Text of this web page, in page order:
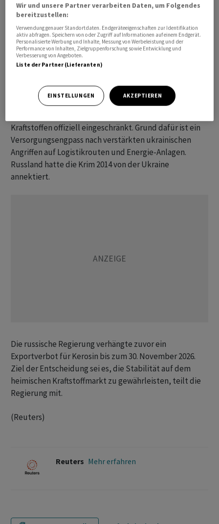
Landesinneren an.
Russland macht zudem eine Treibstoffknappheit auf
der Krim infolge ukrainischer Angriffe zu schaffen. Die
Behebung dieser Probleme habe hohe Priorität, teilt
das Präsidialamt in Moskau mit. Man arbeite an einer
Zuvor hatten die Behörden ‌auf der von Russland
Kraftstoffen offiziell eingeschränkt. Grund dafür ist ein
Versorgungsengpass nach verstärkten ukrainischen
Angriffen auf Logistikrouten und Energie-Anlagen.
Russland hatte die Krim 2014 ​von der Ukraine
annektiert.
Die russische Regierung verhängte zuvor ​ein
Exportverbot für ​Kerosin bis zum 30. November 2026.
⁠Ziel der Entscheidung sei es, die Stabilität auf dem ​
heimischen Kraftstoffmarkt zu gewährleisten, ⁠teilt die
Regierung mit.
(Reuters)
Reuters Mehr erfahren
Wir und unsere Partner verarbeiten Daten, um Folgendes
bereitzustellen:
Verwendung genauer Standortdaten. Endgeräteeigenschaften zur Identifikation
aktiv abfragen. Speichern von oder Zugriff auf Informationen auf einem Endgerät.
Personalisierte Werbung und Inhalte, Messung von Werbeleistung und der
Performance von Inhalten, Zielgruppenforschung sowie Entwicklung und
Verbesserung von Angeboten.
Liste der Partner (Lieferanten)
EINSTELLUNGEN AKZEPTIEREN